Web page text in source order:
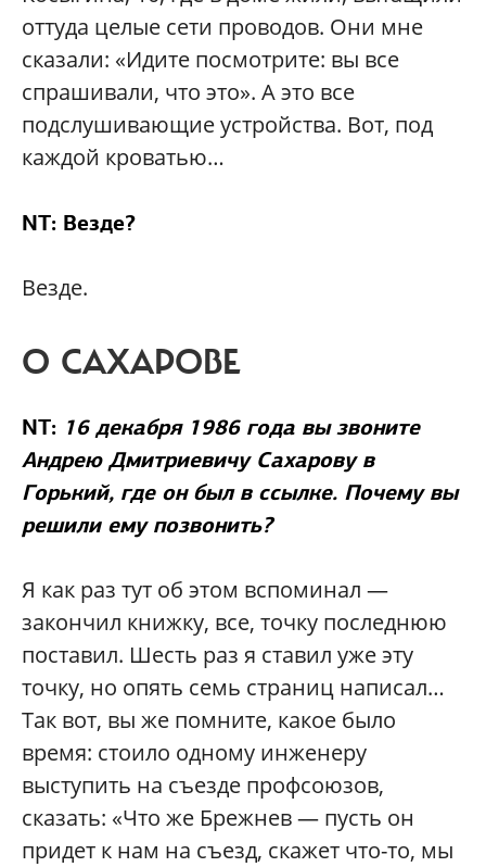
оттуда целые сети проводов. Они мне
сказали: «Идите посмотрите: вы все
спрашивали, что это». А это все
подслушивающие устройства. Вот, под
каждой кроватью…
NT: Везде?
Везде.
О САХАРОВЕ
NT: 16 декабря 1986 года вы звоните
Андрею Дмитриевичу Сахарову в
Горький, где он был в ссылке. Почему вы
решили ему позвонить?
Я как раз тут об этом вспоминал —
закончил книжку, все, точку последнюю
поставил. Шесть раз я ставил уже эту
точку, но опять семь страниц написал…
Так вот, вы же помните, какое было
время: стоило одному инженеру
выступить на съезде профсоюзов,
сказать: «Что же Брежнев — пусть он
придет к нам на съезд, скажет что-то, мы